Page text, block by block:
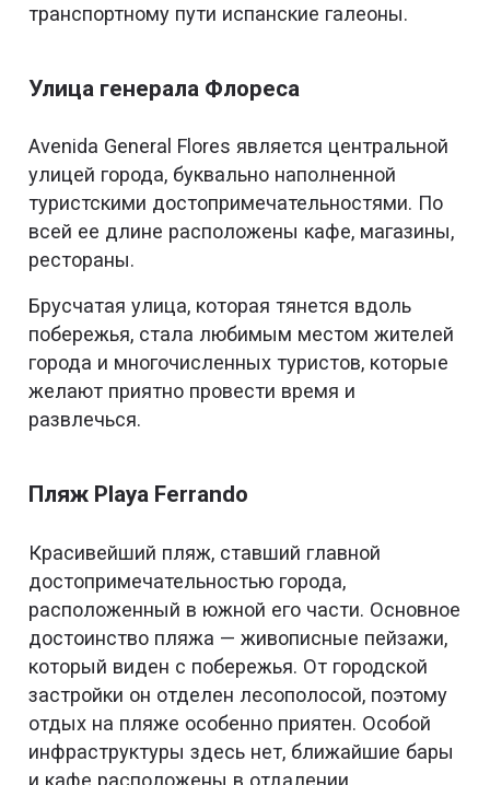
транспортному пути испанские галеоны.
Улица генерала Флореса
Avenida General Flores является центральной
улицей города, буквально наполненной
туристскими достопримечательностями. По
всей ее длине расположены кафе, магазины,
рестораны.
Брусчатая улица, которая тянется вдоль
побережья, стала любимым местом жителей
города и многочисленных туристов, которые
желают приятно провести время и
развлечься.
Пляж Playa Ferrando
Красивейший пляж, ставший главной
достопримечательностью города,
расположенный в южной его части. Основное
достоинство пляжа — живописные пейзажи,
который виден с побережья. От городской
застройки он отделен лесополосой, поэтому
отдых на пляже особенно приятен. Особой
инфраструктуры здесь нет, ближайшие бары
и кафе расположены в отдалении.